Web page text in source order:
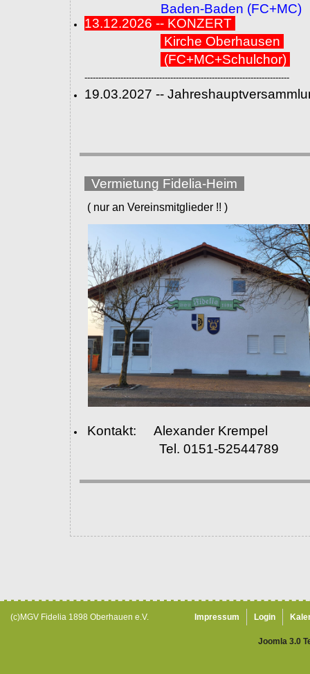
Baden-Baden (FC+MC)
13.12.2026 -- KONZERT
Kirche Oberhausen
(FC+MC+Schulchor)
--------------------------------------------------------------------------
19.03.2027 --
Vermietung Fidelia-Heim
( nur an Vereinsmitglieder !! )
Kontakt: Alexander Krempel
Tel. 0151-52544789
(c)MGV Fidelia 1898 Oberhauen e.V. Impressum Login
Joomla 3.0